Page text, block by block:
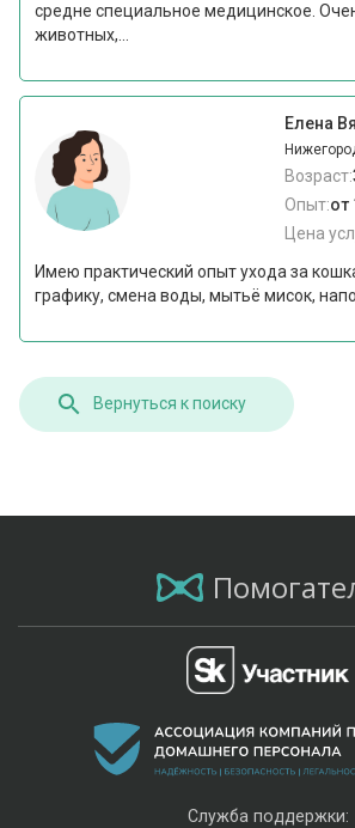
средне специальное медицинское.
животных,...
Елена
Возраст:
Опыт:от
Цена
Имею практический опыт ухода за
графику, смена воды, мытьё мисок,
Вернуться к поиску
Служба поддержки: